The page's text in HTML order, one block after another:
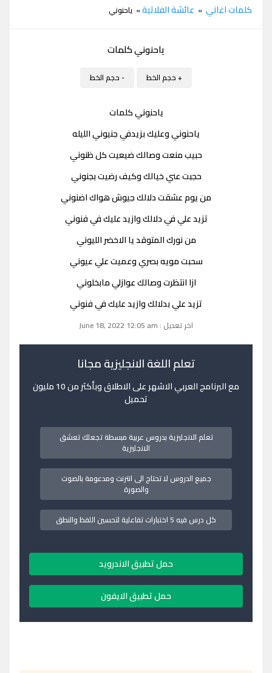
كلمات اغاني » عائشة الفلاتية» ياحنوني
ياحنوني كلمات
+ حجم الخط - حجم الخط
ياحنوني كلمات
ياحنوني وعليك بزيدفي جنيوني الليله
حبيب منعت وصالك ضيعيت كل ظنوني
حجبت عني خيالك وكيف رضيت بجنوني
من يوم عشقت دلالك جيوش هواك اضنوني
تزيد علي في دلالك وازيد عليك في فنوني
من نورك المتوقد يا الاخضر الليوني
سحبت مويه بصري وعميت علي عيوني
ازا انتظرت وصالك عوازلي مابخلوني
تزيد علي بدلالك وازيد عليك في فنوني
اخر تعديل : June 18, 2022 12:05 am
تعلم اللغة الانجليزية مجانا
مع البرنامج العربي الاشهر على الاطلاق وبأكثر من 10 مليون
تحميل
تعلم الانجليزية بدروس عربية مبسطة تجعلك تعشق
الانجليزية
جميع الدروس لا تحتاج الى انترنت ومدعومة بالصوت
والصورة
كل درس فيه 5 اختبارات تفاعلية لتحسين اللفظ والنطق
حمل تطبيق الاندرويد
حمل تطبيق الايفون